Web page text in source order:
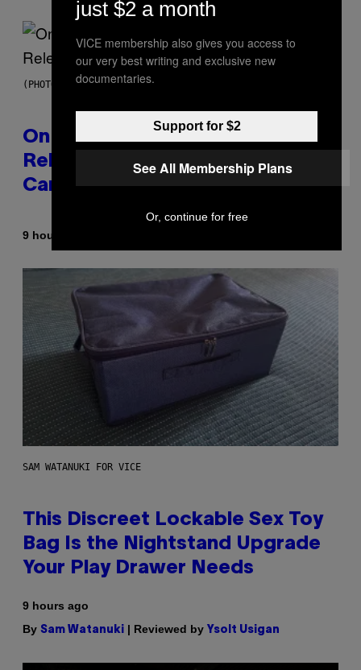
(PHOTO BY GARY GERSHOFF/WIREIMAGE)
On This Day 13 Years Ago, Drake
Released the Best Song of His
Career
9 hours ago
SAM WATANUKI FOR VICE
This Discreet Lockable Sex Toy
Bag Is the Nightstand Upgrade
Your Play Drawer Needs
9 hours ago
By Sam Watanuki | Reviewed by Ysolt Usigan
just $2 a month
VICE membership also gives you access to
our very best writing and exclusive new
documentaries.
Support for $2
See All Membership Plans
Or, continue for free